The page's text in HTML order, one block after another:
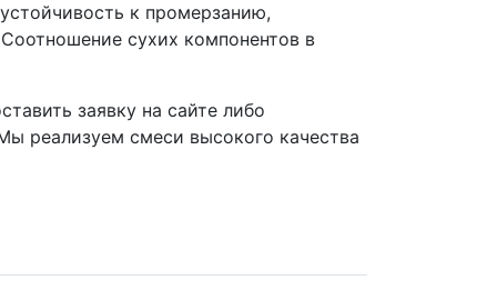
к промерзанию,
сухих компонентов в
заявку на сайте либо
реализуем смеси высокого качества